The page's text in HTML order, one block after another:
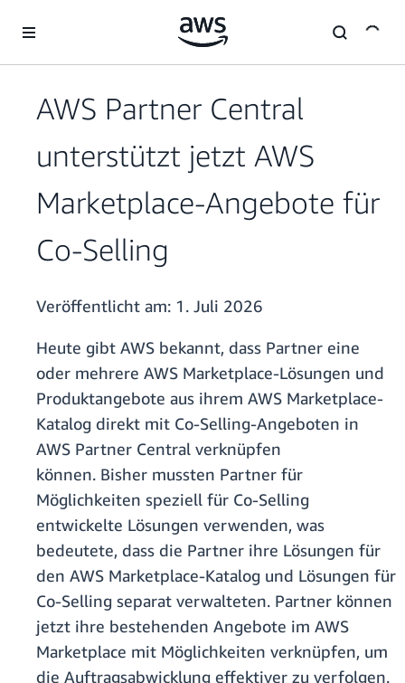
Überspringen zum Hauptinhalt
AWS Partner Central
unterstützt jetzt AWS
Marketplace-Angebote für
Co-Selling
Veröffentlicht am: 1. Juli 2026
Heute gibt AWS bekannt, dass Partner eine
oder mehrere AWS Marketplace-Lösungen und
Produktangebote aus ihrem AWS Marketplace-
Katalog direkt mit Co-Selling-Angeboten in
AWS Partner Central verknüpfen
können. Bisher mussten Partner für
Möglichkeiten speziell für Co-Selling
entwickelte Lösungen verwenden, was
bedeutete, dass die Partner ihre Lösungen für
den AWS Marketplace-Katalog und Lösungen für
Co-Selling separat verwalteten. Partner können
jetzt ihre bestehenden Angebote im AWS
Marketplace mit Möglichkeiten verknüpfen, um
die Auftragsabwicklung effektiver zu verfolgen.